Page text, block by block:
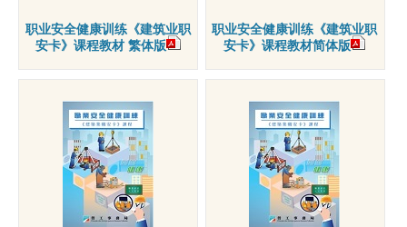
职业安全健康训练《建筑业职
安卡》课程教材 繁体版
职业安全健康训练《建筑业职
安卡》课程教材简体版